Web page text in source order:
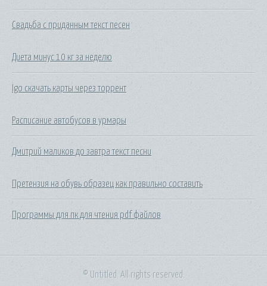
Свадьба с приданным текст песен
Диета минус 10 кг за неделю
Igo скачать карты через торрент
Расписание автобусов в урмары
Дмитрий маликов до завтра текст песни
Претензия на обувь образец как правильно составить
Программы для пк для чтения pdf файлов
© Untitled. All rights reserved.